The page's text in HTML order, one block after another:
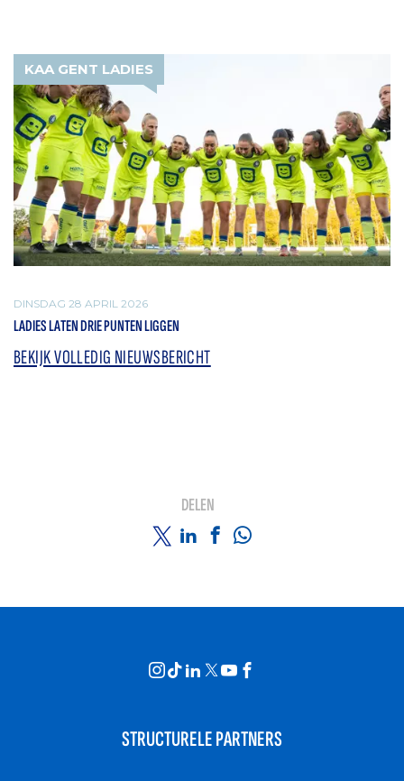
KAA GENT LADIES
DINSDAG 28 APRIL 2026
LADIES LATEN DRIE PUNTEN LIGGEN
BEKIJK VOLLEDIG NIEUWSBERICHT
DELEN
STRUCTURELE PARTNERS